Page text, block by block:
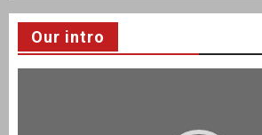
Our intro